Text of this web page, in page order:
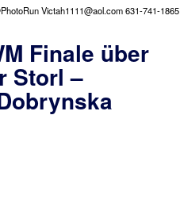
Victah1111@aol.com 631-741-1865
Finale über
Storl –